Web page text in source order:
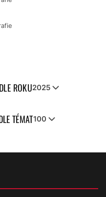
ROKU2025
TÉMAT100